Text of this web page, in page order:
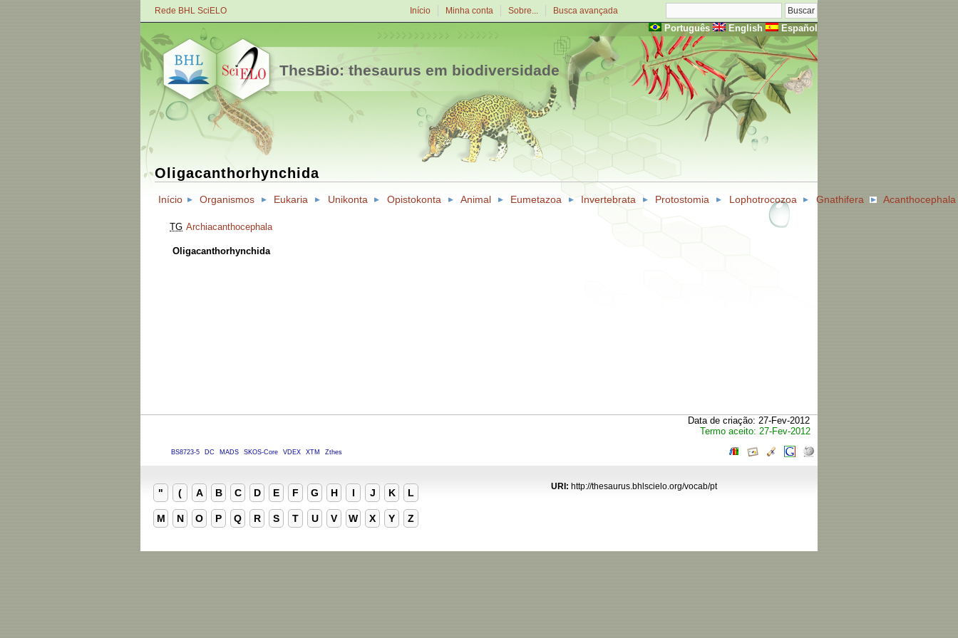
Rede BHL SciELO Início Minha conta Sobre... Busca avançada
Português English Español
ThesBio: thesaurus em biodiversidade
Oligacanthorhynchida
Início Organismos Eukaria Unikonta Opistokonta Animal Eumetazoa Invertebrata Protostomia Lophotrocozoa Gnathifera Acanthocephala
TG Archiacanthocephala
Oligacanthorhynchida
Data de criação: 27-Fev-2012
Termo aceito: 27-Fev-2012
BS8723-5 DC MADS SKOS-Core VDEX XTM Zthes
" ( A B C D E F G H I J K L
M N O P Q R S T U V W X Y Z
URI: http://thesaurus.bhlscielo.org/vocab/pt